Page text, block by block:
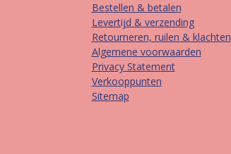
Bestellen & betalen
Levertijd & verzending
Retourneren, ruilen & klachten
Algemene voorwaarden
Privacy Statement
Verkooppunten
Sitemap